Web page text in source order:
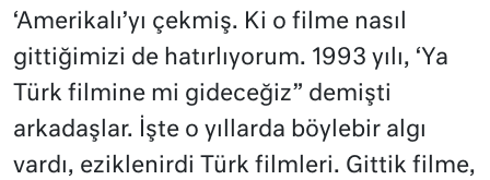
‘Amerikalı’yı çekmiş. Ki o filme nasıl
gittiğimizi de hatırlıyorum. 1993 yılı, ‘Ya
Türk filmine mi gideceğiz” demişti
arkadaşlar. İşte o yıllarda böylebir algı
vardı, eziklenirdi Türk filmleri. Gittik filme,